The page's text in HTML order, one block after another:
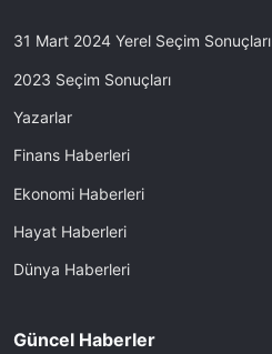
31 Mart 2024 Yerel Seçim Sonuçları
2023 Seçim Sonuçları
Yazarlar
Finans Haberleri
Ekonomi Haberleri
Hayat Haberleri
Dünya Haberleri
Güncel Haberler